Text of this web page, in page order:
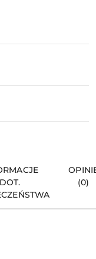
DOT.
(0)